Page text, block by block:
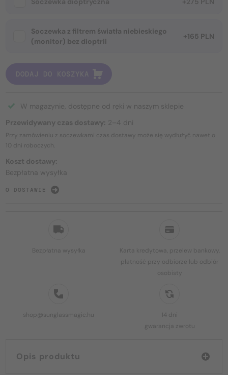
Bezpłatna wysyłka
Karta kredytowa, przelew bankowy,
płatność przy odbiorze lub odbiór
osobisty
shop@sunglassmagic.hu
14 dni
gwarancja zwrotu
Opis produktu
Soczewka z filtrem światła niebieskiego
(monitor) bez dioptrii
+165 PLN
DODAJ DO KOSZYKA
W magazynie, dostępne od ręki w naszym sklepie
Przewidywany czas dostawy: 2–4 dni
Przy zamówieniu z soczewkami czas dostawy może się wydłużyć nawet o
10 dni roboczych.
Koszt dostawy:
Bezpłatna wysyłka
O DOSTAWIE